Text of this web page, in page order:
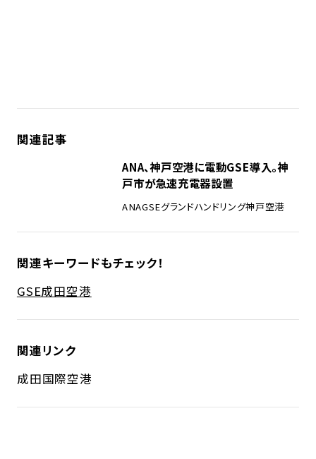
関連記事
ANA、神戸空港に電動GSE導入。神
戸市が急速充電器設置
ANAGSEグランドハンドリング神戸空港
関連キーワードもチェック！
GSE成田空港
関連リンク
成田国際空港